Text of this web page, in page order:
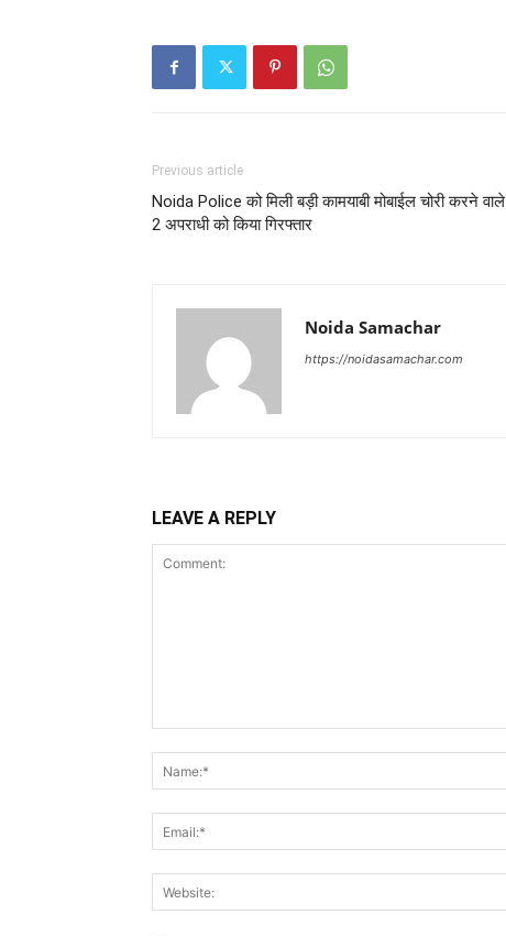
Previous article
Noida Police को मिली बड़ी कामयाबी मोबाईल चोरी करने वाले
2 अपराधी को किया गिरफ्तार
Noida Samachar
https://noidasamachar.com
LEAVE A REPLY